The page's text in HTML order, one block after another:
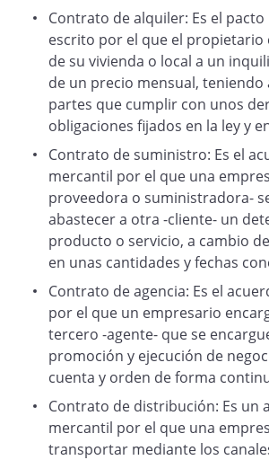
Contrato de alquiler: Es el
escrito por el que el propietario
de su vivienda o local a un
de un precio mensual, teniendo
partes que cumplir con unos
obligaciones fijados en la ley y
Contrato de suministro: Es el
mercantil por el que una
proveedora o suministradora-
abastecer a otra -cliente- un
producto o servicio, a cambio
en unas cantidades y fechas
Contrato de agencia: Es el
por el que un empresario
tercero -agente- que se
promoción y ejecución de
cuenta y orden de forma
Contrato de distribución: Es un
mercantil por el que una
transportar mediante los